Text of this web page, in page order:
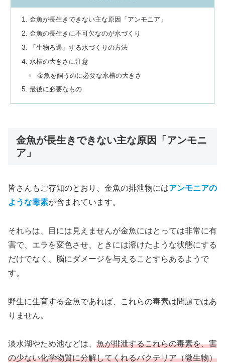
金魚が長生きできない主な原因「アンモニア」
金魚の長生きに不可欠なのが水づくり
「生物ろ過」する水づくりの方法
水槽の大きさに注意
金魚を飼うのに必要な水槽の大きさ
最後に必要なもの
金魚が長生きできない主な原因「アンモニ
ア」
皆さんもご存知のとおり、金魚の排泄物にはアンモニアの
ような毒素が含まれています。
それらは、目には見えませんが金魚にはとっては非常に有
害で、エラを変色させ、ときには溶けたような状態にする
だけでなく、脳にダメージを与えることすらあるようで
す。
野生に生育する金魚であれば、これらの毒素は問題ではあ
りません。
淡水湖やため池などは、 魚が排泄するこれらの毒素を、害
の少ない化学物質に分解してくれるバクテリア（微生物）